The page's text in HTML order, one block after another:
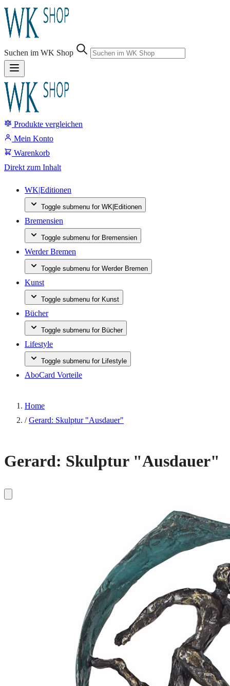
Navigation
Suchen im WK Shop
Produkte vergleichen
Suche
Mein Konto
Warenkorb
Direkt zum Inhalt
WK|Editionen
Toggle submenu for WK|Editionen
Bremensien
Toggle submenu for Bremensien
Werder Bremen
Toggle submenu for Werder Bremen
Kunst
Toggle submenu for Kunst
Bücher
Toggle submenu for Bücher
Lifestyle
Toggle submenu for Lifestyle
AboCard Vorteile
Home
/ Gerard: Skulptur "Ausdauer"
Gerard: Skulptur "Ausdauer"